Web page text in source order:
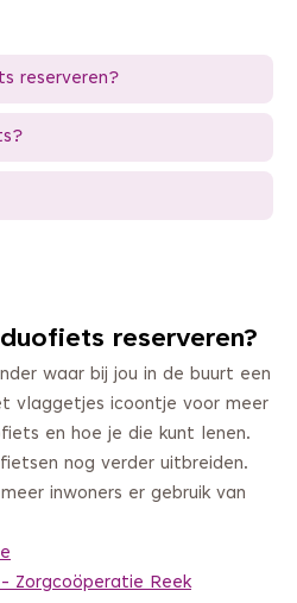
reserveren?
reserveren?
waar bij jou in de buurt een
vlaggetjes icoontje voor meer
en hoe je die kunt lenen.
nog verder uitbreiden.
inwoners er gebruik van
Zorgcoöperatie Reek